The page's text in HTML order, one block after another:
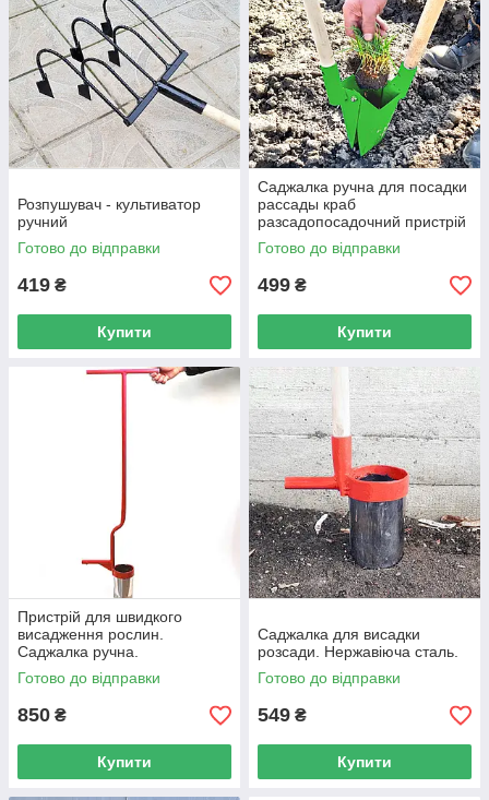
Розпушувач - культиватор
ручний
Готово до відправки
419 ₴
Купити
Саджалка ручна для посадки
рассады краб
разсадопосадочний пристрій
Готово до відправки
499 ₴
Купити
Пристрій для швидкого
висадження рослин.
Саджалка ручна.
Готово до відправки
850 ₴
Купити
Саджалка для висадки
розсади. Нержавіюча сталь.
Готово до відправки
549 ₴
Купити